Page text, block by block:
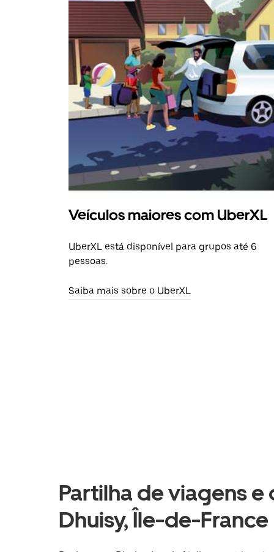
Veículos maiores com UberXL
UberXL está disponível para grupos até 6
pessoas.
Saiba mais sobre o UberXL
Partilha de viagens
Dhuisy, Île-de-France